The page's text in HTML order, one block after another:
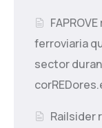
ferroviaria
sector
Railsider